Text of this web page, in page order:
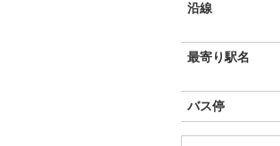
沿線
最寄り駅名
バス停